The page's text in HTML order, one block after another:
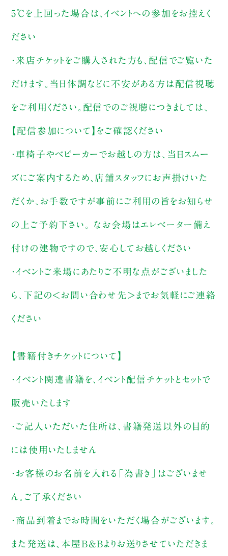
5℃を上回った場合は、イベントへの参加をお控えく
ださい
・来店チケットをご購入された方も、配信でご覧いた
だけます。当日体調などに不安がある方は配信視聴
をご利用ください。配信でのご視聴につきましては、
【配信参加について】をご確認ください
・車椅子やベビーカーでお越しの方は、当日スムー
ズにご案内するため、店舗スタッフにお声掛けいた
だくか、お手数ですが事前にご利用の旨をお知らせ
の上ご予約下さい。 なお会場はエレベーター備え
付けの建物ですので、安心してお越しください
・イベントご来場にあたりご不明な点がございました
ら、下記の＜お問い合わせ先＞までお気軽にご連絡
ください
【書籍付きチケットについて】
・イベント関連書籍を、イベント配信チケットとセットで
販売いたします
・ご記入いただいた住所は、書籍発送以外の目的
には使用いたしません
・お客様のお名前を入れる「為書き」はございませ
ん。ご了承ください
・商品到着までお時間をいただく場合がございます。
また発送は、本屋B&Bよりお送りさせていただきま